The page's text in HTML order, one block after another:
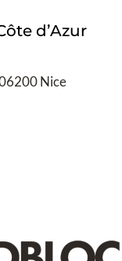
d’Azur
Nice